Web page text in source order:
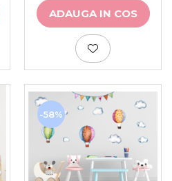
ADAUGA IN COS
-58%